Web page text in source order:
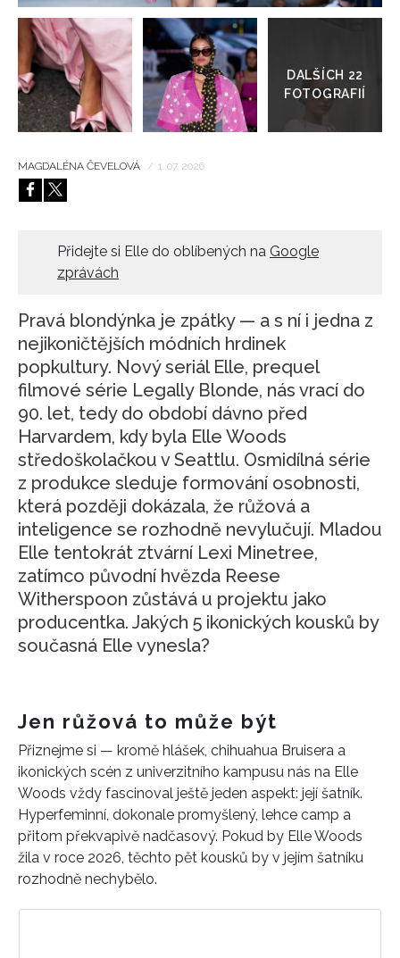
HOME
galerie
MAGDALÉNA ČEVELOVÁ / 1. 07. 2026
Přidejte si Elle do oblíbených na Google
zprávách
Pravá blondýnka je zpátky — a s ní i jedna z
nejikoničtějších módních hrdinek
popkultury. Nový seriál Elle, prequel
filmové série Legally Blonde, nás vrací do
90. let, tedy do období dávno před
Harvardem, kdy byla Elle Woods
středoškolačkou v Seattlu. Osmidílná série
z produkce sleduje formování osobnosti,
která později dokázala, že růžová a
inteligence se rozhodně nevylučují. Mladou
Elle tentokrát ztvární Lexi Minetree,
zatímco původní hvězda Reese
Witherspoon zůstává u projektu jako
producentka. Jakých 5 ikonických kousků by
současná Elle vynesla?
Jen růžová to může být
Přiznejme si — kromě hlášek, chihuahua Bruisera a
ikonických scén z univerzitního kampusu nás na Elle
Woods vždy fascinoval ještě jeden aspekt: její šatník.
Hyperfeminní, dokonale promyšlený, lehce camp a
přitom překvapivě nadčasový. Pokud by Elle Woods
žila v roce 2026, těchto pět kousků by v jejím šatníku
rozhodně nechybělo.